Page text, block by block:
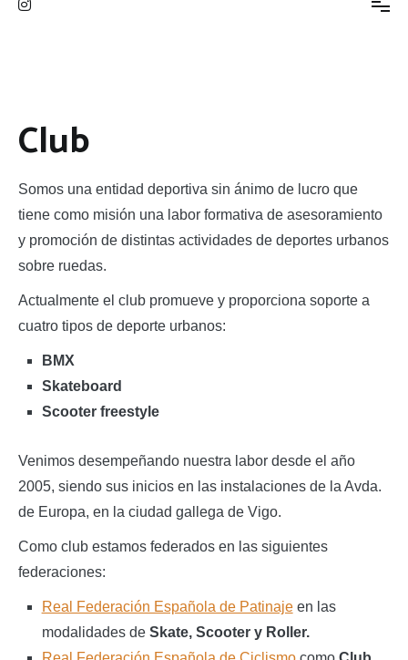
Club
Somos una entidad deportiva sin ánimo de lucro que
tiene como misión una labor formativa de asesoramiento
y promoción de distintas actividades de deportes urbanos
sobre ruedas.
Actualmente el club promueve y proporciona soporte a
cuatro tipos de deporte urbanos:
BMX
Skateboard
Scooter freestyle
Venimos desempeñando nuestra labor desde el año
2005, siendo sus inicios en las instalaciones de la Avda.
de Europa, en la ciudad gallega de Vigo.
Como club estamos federados en las siguientes
federaciones:
Real Federación Española de Patinajeen las
modalidades de Skate, Scooter y Roller.